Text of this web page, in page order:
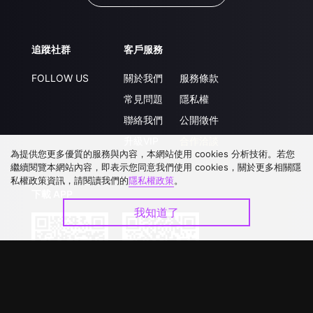
追蹤社群
FOLLOW US
客戶服務
關於我們
常見問題
聯絡我們
服務條款
隱私權
公開徵件
為提供您更多優質的服務與內容，本網站使用 cookies 分析技術。若您
繼續閱覽本網站內容，即表示您同意我們使用 cookies，關於更多相關隱
私權政策資訊，請閱讀我們的隱私權政策。
我知道了